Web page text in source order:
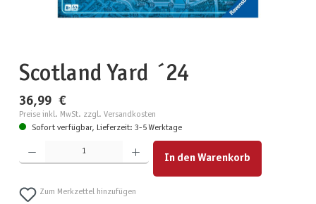
Scotland Yard ´24
36,99 €
Preise inkl. MwSt. zzgl. Versandkosten
Sofort verfügbar, Lieferzeit: 3-5 Werktage
Produkt Anzahl: Gib den gewünschten Wert ein oder benutze die Schaltflächen um die Anzahl zu
In den Warenkorb
Zum Merkzettel hinzufügen